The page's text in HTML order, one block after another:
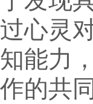
过心灵
知能力
作的共